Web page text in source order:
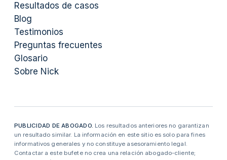
Resultados de casos
Blog
Testimonios
Preguntas frecuentes
Glosario
Sobre Nick
PUBLICIDAD DE ABOGADO. Los resultados anteriores no garantizan
un resultado similar. La información en este sitio es solo para fines
informativos generales y no constituye asesoramiento legal.
Contactar a este bufete no crea una relación abogado-cliente;